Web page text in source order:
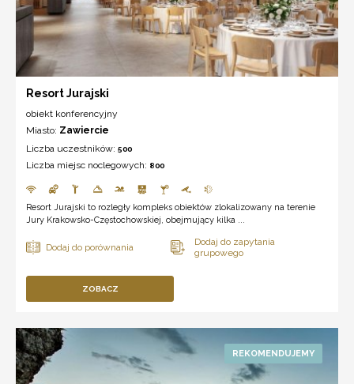
Resort Jurajski
obiekt konferencyjny
Miasto: Zawiercie
Liczba uczestników: 500
Liczba miejsc noclegowych: 800
Resort Jurajski to rozległy kompleks obiektów zlokalizowany na terenie
Jury Krakowsko-Częstochowskiej, obejmujący kilka ...
ZOBACZ